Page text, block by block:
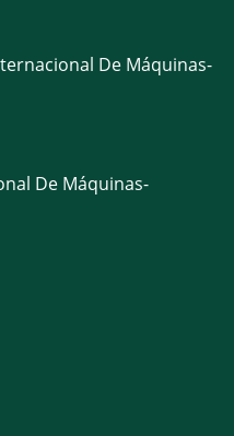
De Máquinas-
De Máquinas-